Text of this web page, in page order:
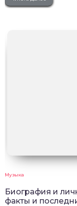
Музыка
Биография и
факты и